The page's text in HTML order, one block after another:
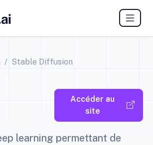
Stable Diffusion
Accéder au
site
learning permettant de